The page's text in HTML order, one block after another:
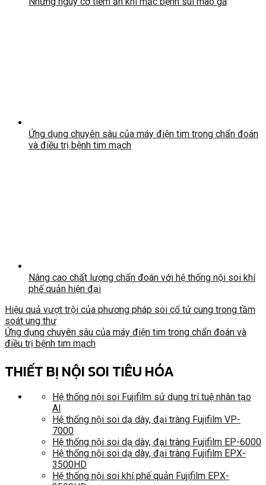
Ứng dụng chuyên sâu của máy điện tim trong chẩn đoán
và điều trị bệnh tim mạch
Nâng cao chất lượng chẩn đoán với hệ thống nội soi khí
phế quản hiện đại
Hiệu quả vượt trội của phương pháp soi cổ tử cung trong tầm
soát ung thư
Ứng dụng chuyên sâu của máy điện tim trong chẩn đoán và
điều trị bệnh tim mạch
THIẾT BỊ NỘI SOI TIÊU HÓA
Hệ thống nội soi Fujifilm sử dụng trí tuệ nhân tạo
AI
Hệ thống nội soi dạ dày, đại tràng Fujifilm VP-
7000
Hệ thống nội soi dạ dày, đại tràng Fujifilm EP-6000
Hệ thống nội soi dạ dày, đại tràng Fujifilm EPX-
3500HD
Hệ thống nội soi khí phế quản Fujifilm EPX-